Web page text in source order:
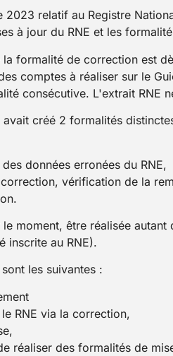
relatif au Registre
à jour du RNE et les
formalité de correction est
comptes à réaliser sur le
consécutive. L'extrait
avait créé 2 formalités
données erronées du RNE,
vérification de la
moment, être réalisée
inscrite au RNE).
les suivantes :
RNE via la correction,
réaliser des formalités de